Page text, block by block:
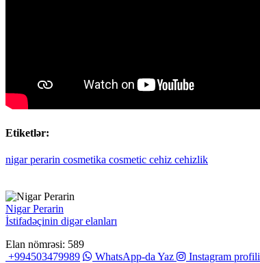
Etiketlər:
nigarperarin cosmetika cosmetic cehiz cehizlik
Nigar Perarin
İstifadəçinin digər elanları
Elan nömrəsi: 589
+994503479989
WhatsApp-da Yaz Instagram profili